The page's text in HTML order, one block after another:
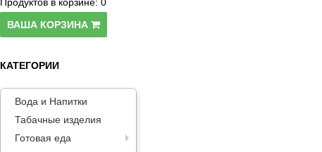
ВАША КОРЗИНА
КАТЕГОРИИ
Вода и Напитки
Табачные изделия
Готовая еда